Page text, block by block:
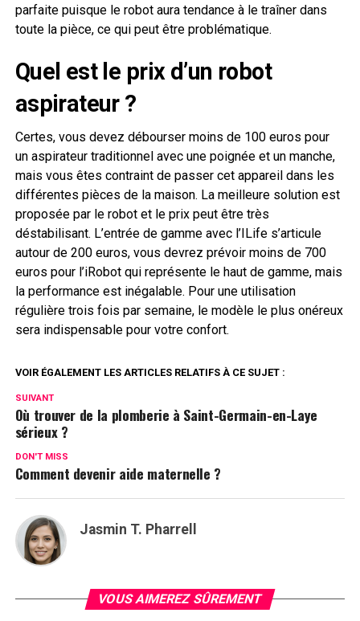
parfaite puisque le robot aura tendance à le traîner dans
toute la pièce, ce qui peut être problématique.
Quel est le prix d’un robot
aspirateur ?
Certes, vous devez débourser moins de 100 euros pour
un aspirateur traditionnel avec une poignée et un manche,
mais vous êtes contraint de passer cet appareil dans les
différentes pièces de la maison. La meilleure solution est
proposée par le robot et le prix peut être très
déstabilisant. L’entrée de gamme avec l’ILife s’articule
autour de 200 euros, vous devrez prévoir moins de 700
euros pour l’iRobot qui représente le haut de gamme, mais
la performance est inégalable. Pour une utilisation
régulière trois fois par semaine, le modèle le plus onéreux
sera indispensable pour votre confort.
VOIR ÉGALEMENT LES ARTICLES RELATIFS À CE SUJET :
SUIVANT
Où trouver de la plomberie à Saint-Germain-en-Laye
sérieux ?
DON'T MISS
Comment devenir aide maternelle ?
Jasmin T. Pharrell
VOUS AIMEREZ SÛREMENT